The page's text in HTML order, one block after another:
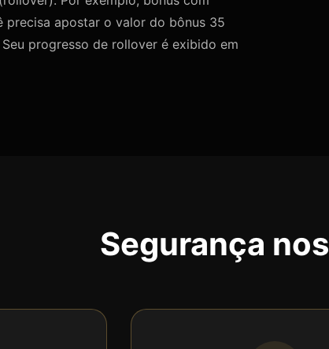
apostar o valor do bônus 35
progresso de rollover é exibido em
Segurança nos